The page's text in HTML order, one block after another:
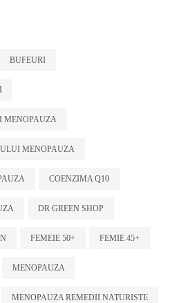
BUFEURI
MENOPAUZA
MENOPAUZA
COENZIMA Q10
DR GREEN SHOP
FEMEIE 50+ FEMIE 45+
MENOPAUZA
MENOPAUZA REMEDII NATURISTE